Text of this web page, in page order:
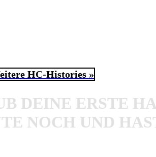
HC-Histories »
DEINE ERSTE
NOCH UND